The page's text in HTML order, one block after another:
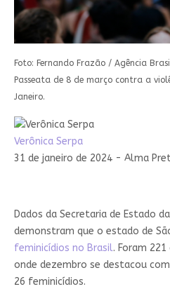
Foto: Fernando Frazão / Agência
Passeata de 8 de março contra a
Janeiro.
Verônica Serpa
31 de janeiro de 2024 - Alma
Dados da Secretaria de Estado
demonstram que o estado de
feminicídios no Brasil. Foram
onde dezembro se destacou
26 feminicídios.